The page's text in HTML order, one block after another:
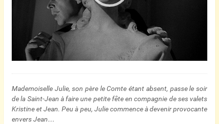
Mademoiselle Julie, son père le Comte étant absent, passe le soir
de la Saint-Jean à faire une petite fête en compagnie de ses valets
Kristine et Jean. Peu à peu, Julie commence à devenir provocante
envers Jean…